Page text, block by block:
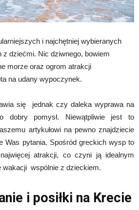
i najchętniej wybieranych
dziećmi. Nic dziwnego, bowiem
morze oraz ogrom atrakcji
na udany wypoczynek.
się jednak czy daleka wyprawa na
dobry pomysł. Niewątpliwie jest to
artykułowi na pewno znajdziecie
Was pytania. Spośród greckich wysp to
atrakcji, co czyni ją idealnym
wakacji wspólnie z dzieckiem.
i posiłki na Krecie